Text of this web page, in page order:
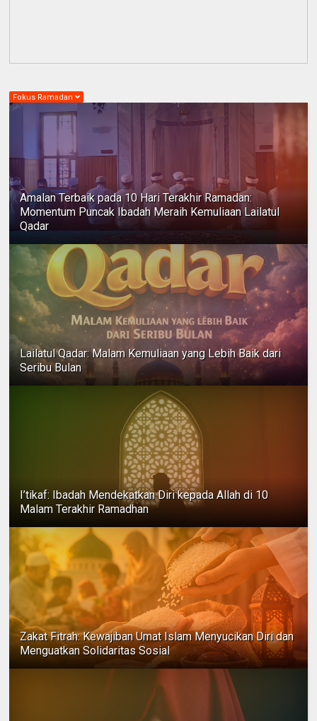
Fokus Ramadan
Amalan Terbaik pada 10 Hari Terakhir Ramadan:
Momentum Puncak Ibadah Meraih Kemuliaan Lailatul
Qadar
Lailatul Qadar: Malam Kemuliaan yang Lebih Baik dari
Seribu Bulan
I’tikaf: Ibadah Mendekatkan Diri kepada Allah di 10
Malam Terakhir Ramadhan
Zakat Fitrah: Kewajiban Umat Islam Menyucikan Diri dan
Menguatkan Solidaritas Sosial